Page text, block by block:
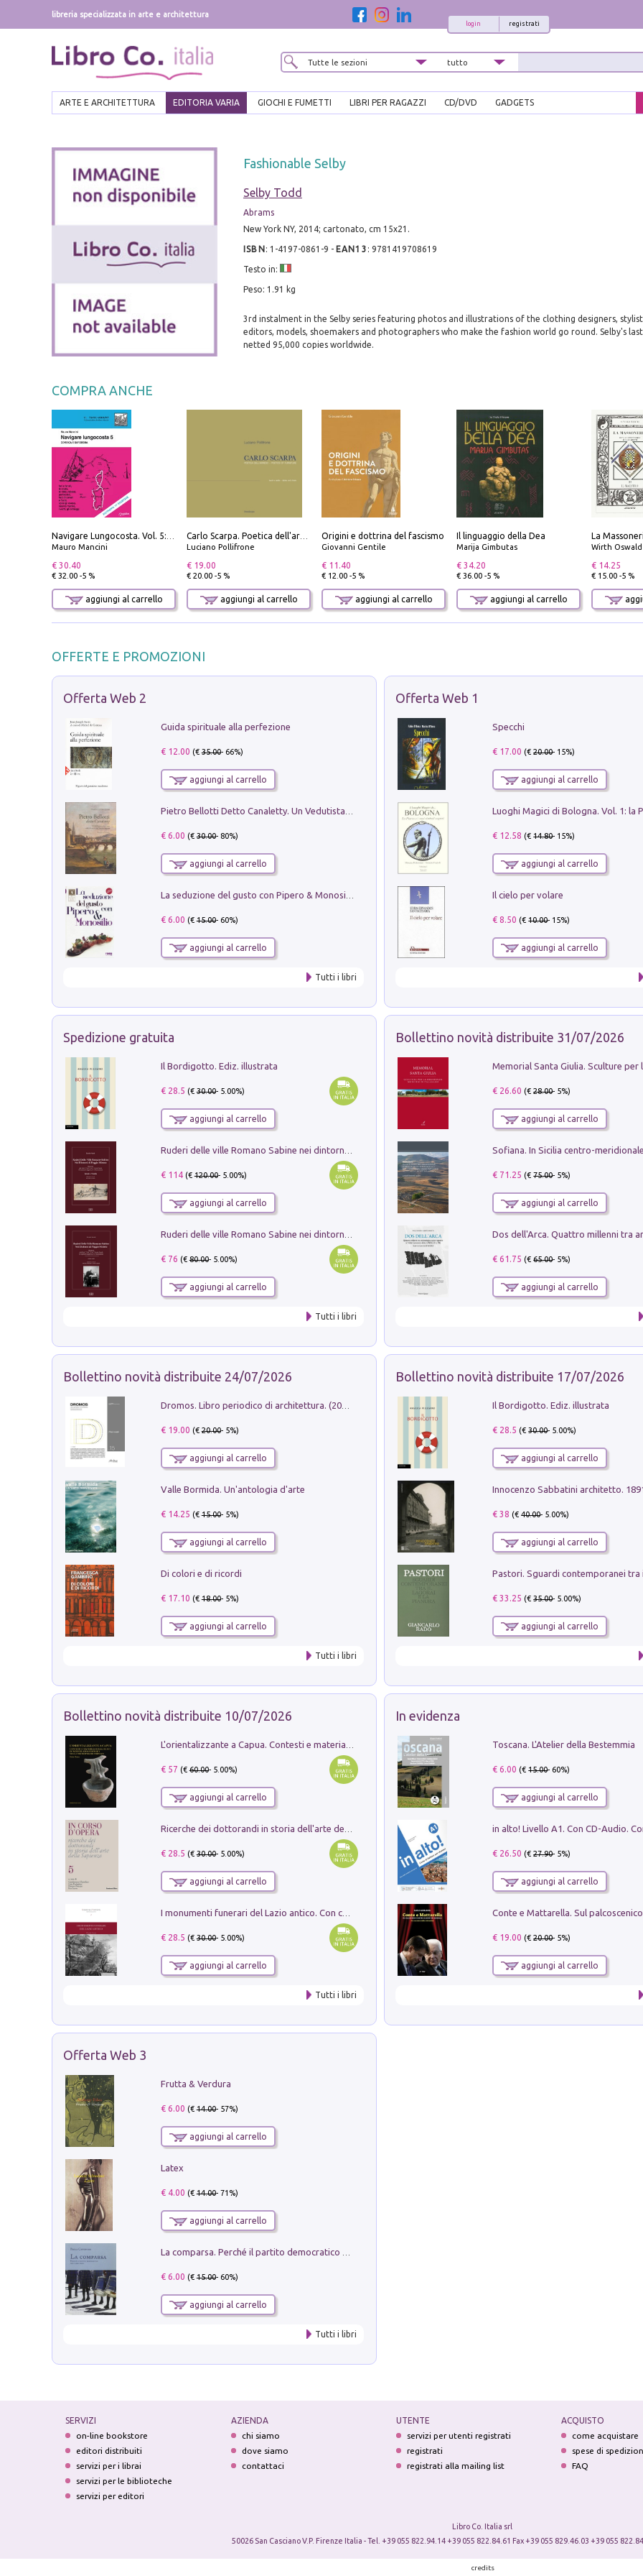
libreria specializzata in arte e architettura
registrati
login
ARTE E ARCHITETTURA EDITORIA VARIA GIOCHI E FUMETTI LIBRI PER RAGAZZI CD/DVD GADGETS
Fashionable Selby
Selby Todd
Abrams
New York NY, 2014; cartonato, cm 15x21.
ISBN : 1-4197-0861-9 - EAN13 : 9781419708619
Testo in:
Peso: 1.91 kg
3rd instalment in the Selby series featuring photos and illustrations of the clothing designers,
editors, models, shoemakers and photographers who make the fashion world go round. Selby's
netted 95,000 copies worldwide.
COMPRA ANCHE
Mauro Mancini
€ 30.40
€ 32.00 -5 %
aggiungi al carrello
Luciano Pollifrone
€ 19.00
€ 20.00 -5 %
aggiungi al carrello
Origini e dottrina del fascismo
Giovanni Gentile
€ 11.40
€ 12.00 -5 %
aggiungi al carrello
Il linguaggio della Dea
Marija Gimbutas
€ 34.20
€ 36.00 -5 %
aggiungi al carrello
Wirth Oswald
€ 14.25
€ 15.00 -5 %
OFFERTE E PROMOZIONI
Offerta Web 2
Guida spirituale alla perfezione
€ 12.00 (€35.00- 66%)
aggiungi al carrello
€ 6.00 (€30.00- 80%)
aggiungi al carrello
€ 6.00 (€15.00- 60%)
aggiungi al carrello
Tutti i libri
Offerta Web 1
Specchi
€ 17.00 (€20.00- 15%)
aggiungi al carrello
€ 12.58 (€14.80- 15%)
aggiungi al carrello
Il cielo per volare
€ 8.50 (€10.00- 15%)
aggiungi al carrello
Spedizione gratuita
Il Bordigotto. Ediz. illustrata
€ 28.5 (€30.00- 5.00%)
aggiungi al carrello
€ 114(€120.00- 5.00%)
aggiungi al carrello
€ 76 (€80.00- 5.00%)
aggiungi al carrello
Tutti i libri
Bollettino novità distribuite 31/07/2026
€ 26.60 (€28.00- 5%)
aggiungi al carrello
€ 71.25 (€75.00- 5%)
aggiungi al carrello
€ 61.75 (€65.00- 5%)
aggiungi al carrello
Bollettino novità distribuite 24/07/2026
Dromos. Libro periodico di architettura. (2026). Vol. 15: Post-model
€ 19.00 (€20.00- 5%)
aggiungi al carrello
Valle Bormida. Un'antologia d'arte
€ 14.25 (€15.00- 5%)
aggiungi al carrello
Di colori e di ricordi
€ 17.10 (€18.00- 5%)
aggiungi al carrello
Tutti i libri
Bollettino novità distribuite 17/07/2026
Il Bordigotto. Ediz. illustrata
€ 28.5 (€30.00- 5.00%)
aggiungi al carrello
Innocenzo Sabbatini architetto.
€ 38 (€40.00- 5.00%)
aggiungi al carrello
€ 33.25 (€35.00- 5.00%)
aggiungi al carrello
Bollettino novità distribuite 10/07/2026
€ 57 (€60.00- 5.00%)
aggiungi al carrello
€ 28.5 (€30.00- 5.00%)
aggiungi al carrello
I monumenti funerari del Lazio antico. Con cartella con tavole
€ 28.5 (€30.00- 5.00%)
aggiungi al carrello
Tutti i libri
In evidenza
Toscana. L'Atelier della Bestemmia
€ 6.00 (€15.00- 60%)
aggiungi al carrello
€ 26.50 (€27.90- 5%)
aggiungi al carrello
€ 19.00 (€20.00- 5%)
aggiungi al carrello
Offerta Web 3
Frutta & Verdura
€ 6.00 (€14.00- 57%)
aggiungi al carrello
Latex
€ 4.00 (€14.00- 71%)
aggiungi al carrello
€ 6.00 (€15.00- 60%)
aggiungi al carrello
Tutti i libri
SERVIZI
on-line bookstore
editori distribuiti
servizi per i librai
servizi per le biblioteche
servizi per editori
AZIENDA
chi siamo
dove siamo
contattaci
UTENTE
servizi per utenti registrati
registrati
registrati alla mailing list
ACQUISTO
come acquistare
spese di
FAQ
Libro Co. Italia srl
50026 San Casciano V.P. Firenze Italia - Tel. +39 055 822.94.14 +39 055 822.84.61 Fax +39 055 829.46.03 +39 055
credits